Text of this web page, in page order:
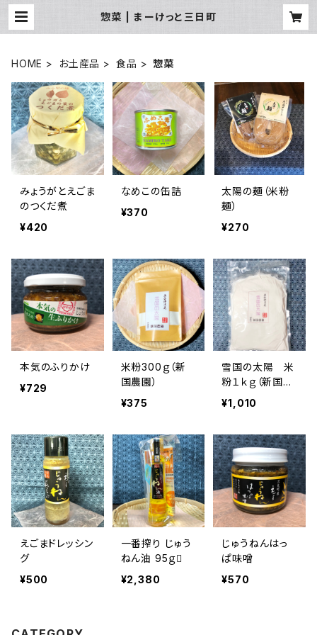
惣菜 | まーけっと三日町
HOME お土産品 食品 惣菜
みょうがとえごま
のつくだ煮
¥420
なめこの缶詰
¥370
太陽の麺（米粉
麺）
¥270
本気のふりかけ
¥729
米粉300ｇ（新
国農園）
¥375
雪国の太陽 米
粉１ｋｇ（新国農
園）
¥1,010
えごまドレッシン
グ
¥500
一番搾り じゅう
ねん油 95ｇ
¥2,380
じゅうねんはっ
ぱ味噌
¥570